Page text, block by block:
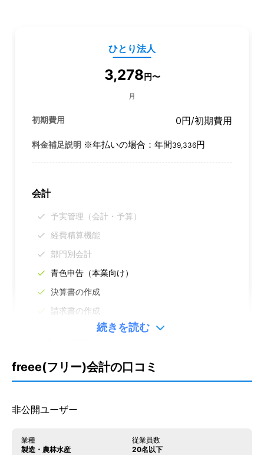
ひとり法人
3,278円〜
月
初期費用 0円/初期費用
料金補足説明 ※年払いの場合：年間39,336円
会計
予実管理（会計・予算）
経費精算機能
部門別会計
青色申告（本業向け）
決算書の作成
請求書の作成
チャットサポート
電話サポート
メールサポート
仕様
続きを読む
freee(フリー)会計の口コミ
非公開ユーザー
業種
製造・農林水産
従業員数
20名以下